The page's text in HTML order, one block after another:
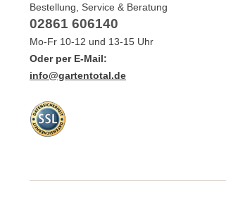
Bestellung, Service & Beratung
02861 606140
Mo-Fr 10-12 und 13-15 Uhr
Oder per E-Mail:
info@gartentotal.de